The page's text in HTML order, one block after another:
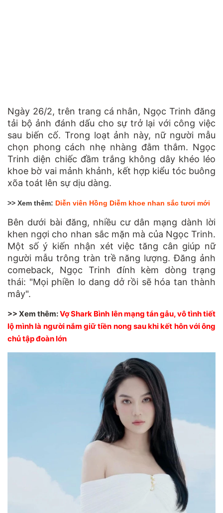
Ngày 26/2, trên trang cá nhân, Ngọc Trinh đăng
tải bộ ảnh đánh dấu cho sự trở lại với công việc
sau biến cố. Trong loạt ảnh này, nữ người mẫu
chọn phong cách nhẹ nhàng đằm thắm. Ngọc
Trinh diện chiếc đầm trắng không dây khéo léo
khoe bờ vai mảnh khảnh, kết hợp kiểu tóc buông
xõa toát lên sự dịu dàng.
>> Xem thêm: Diễn viên Hồng Diễm khoe nhan sắc tươi mới
Bên dưới bài đăng, nhiều cư dân mạng dành lời
khen ngợi cho nhan sắc mặn mà của Ngọc Trinh.
Một số ý kiến nhận xét việc tăng cân giúp nữ
người mẫu trông tràn trề năng lượng. Đăng ảnh
comeback, Ngọc Trinh đính kèm dòng trạng
thái: "Mọi phiền lo dang dở rồi sẽ hóa tan thành
mây".
>> Xem thêm:Vợ Shark Bình lên mạng tán gẫu, vô tình tiết
lộ mình là người nắm giữ tiền nong sau khi kết hôn với ông
chủ tập đoàn lớn